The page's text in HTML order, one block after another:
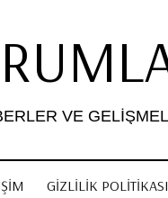
VE
GIZLILIK POLITIKASI